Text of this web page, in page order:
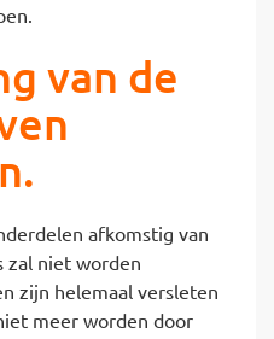
van de
afkomstig van
zal niet worden
zijn helemaal versleten
meer worden door